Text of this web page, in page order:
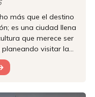
más que el destino
es una ciudad llena
que merece ser
planeando visitar la
te presentamos una
cada uno de sus
late en su casco